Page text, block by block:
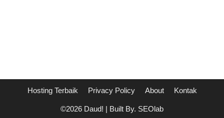
Hosting Terbaik Privacy Policy About Kontak
©2026 Daud! | Built By. SEOlab